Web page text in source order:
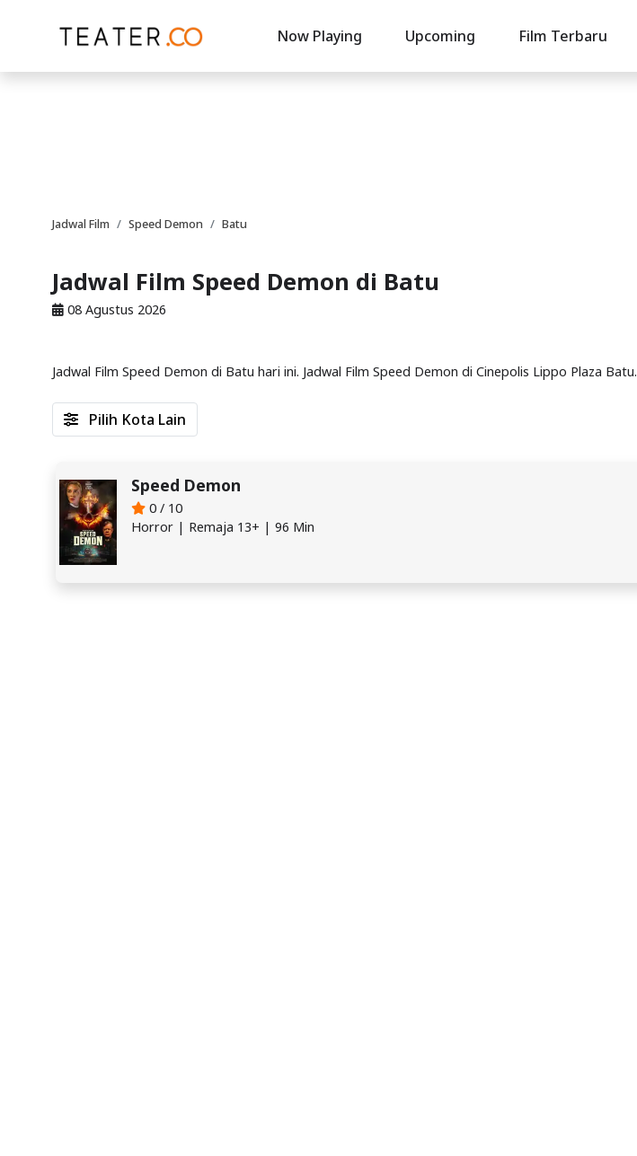
Now Playing Upcoming Film Terbaru
Jadwal Film Speed Demon Batu
Jadwal Film Speed Demon di Batu
08 Agustus 2026
Jadwal Film Speed Demon di Batu hari ini. Jadwal Film Speed Demon di Cinepolis Lippo Plaza Batu.
Speed Demon
0 / 10
Horror | Remaja 13+ | 96 Min
Pilih Kota Lain